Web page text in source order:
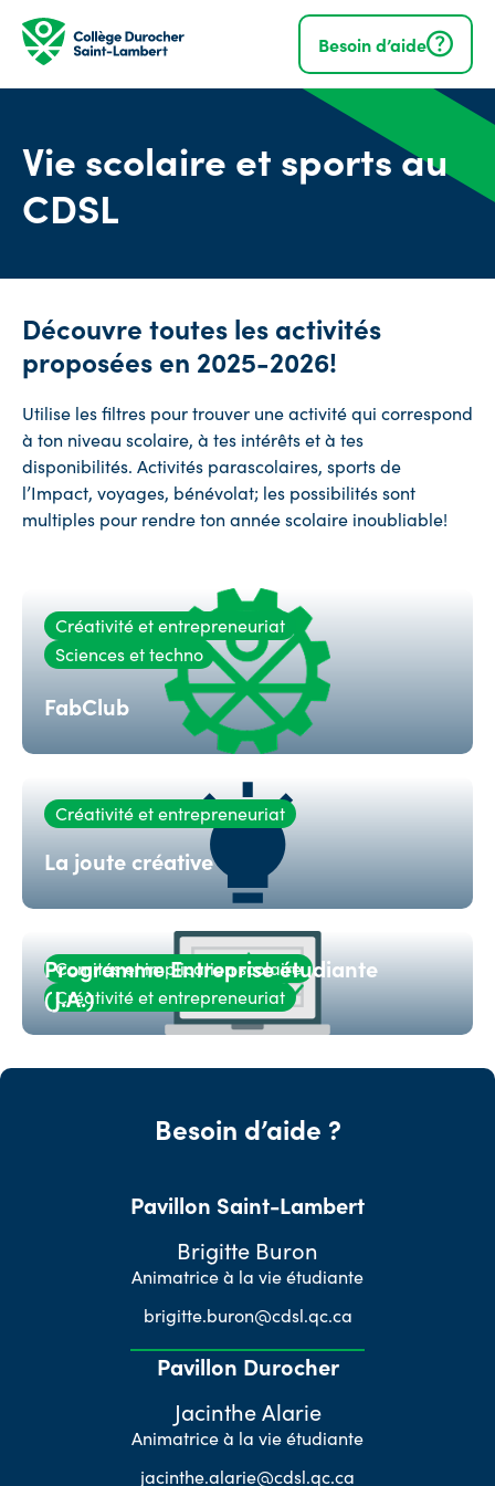
rapide
Besoin d’aide
Vie scolaire et sports au
CDSL
Découvre toutes les activités
proposées en 2025-2026!
Utilise les filtres pour trouver une activité qui correspond
à ton niveau scolaire, à tes intérêts et à tes
disponibilités. Activités parascolaires, sports de
l’Impact, voyages, bénévolat; les possibilités sont
multiples pour rendre ton année scolaire inoubliable!
Créativité et entrepreneuriat
Sciences et techno
FabClub
Créativité et entrepreneuriat
La joute créative
Comités et implication scolaire
Créativité et entrepreneuriat
Programme Entreprise étudiante
(J.A.)
Besoin d’aide ?
Pavillon Saint-Lambert
Brigitte Buron
Animatrice à la vie étudiante
brigitte.buron@cdsl.qc.ca
Pavillon Durocher
Jacinthe Alarie
Animatrice à la vie étudiante
jacinthe.alarie@cdsl.qc.ca